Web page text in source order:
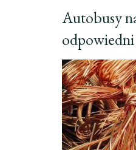
Autobusy